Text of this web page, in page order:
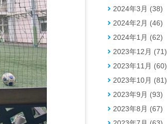
2024年3月 (38)
2024年2月 (46)
2024年1月 (62)
2023年12月 (71)
2023年11月 (60)
2023年10月 (81)
2023年9月 (93)
2023年8月 (67)